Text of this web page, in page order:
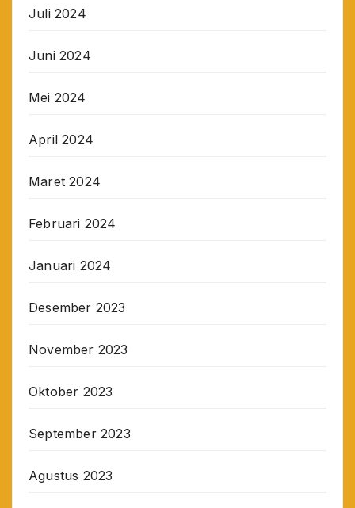
Juli 2024
Juni 2024
Mei 2024
April 2024
Maret 2024
Februari 2024
Januari 2024
Desember 2023
November 2023
Oktober 2023
September 2023
Agustus 2023